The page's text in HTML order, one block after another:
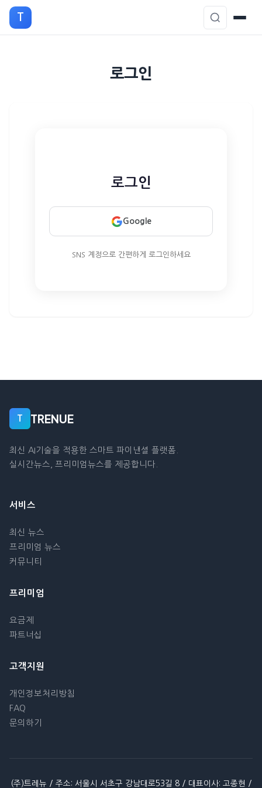
T
로그인
로그인
Google
SNS 계정으로 간편하게 로그인하세요
T TRENUE
최신 AI기술을 적용한 스마트 파이낸셜 플랫폼.
실시간뉴스, 프리미엄뉴스를 제공합니다.
서비스
최신 뉴스
프리미엄 뉴스
커뮤니티
프리미엄
요금제
파트너십
고객지원
개인정보처리방침
FAQ
문의하기
(주)트레뉴 / 주소: 서울시 서초구 강남대로53길 8 / 대표이사: 고종현 /